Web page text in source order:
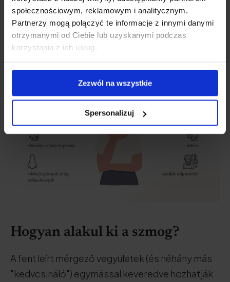
społecznościowym, reklamowym i analitycznym.
Partnerzy mogą połączyć te informacje z innymi danymi
otrzymanymi od Ciebie lub uzyskanymi podczas
korzystania z ich usług.
Zezwól na wszystkie
Spersonalizuj
szenvedők számára.
Hogyan alakul ki a szmog?
A fent leírt mérgező vegyületek (és néhány más
"kedvcsináló") egymással keveredve hozhatják